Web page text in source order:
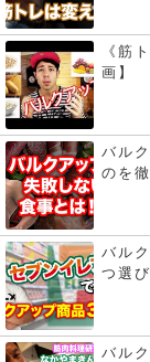
《筋
画】
バル
のを
バル
つ選
バル